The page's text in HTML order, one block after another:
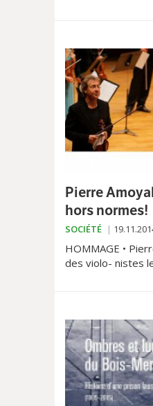
Pierre
hors normes!
SOCIÉTÉ
HOMMAGE •
des violo- nistes
ans au
lui rend hommage.